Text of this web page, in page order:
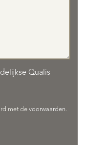
Qualis
met de voorwaarden.